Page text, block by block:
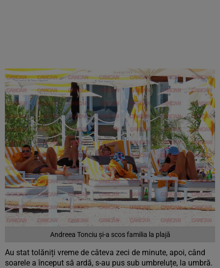
Andreea Tonciu și-a scos familia la plajă
Au stat tolăniți vreme de câteva zeci de minute, apoi, când
soarele a început să ardă, s-au pus sub umbreluțe, la umbră.